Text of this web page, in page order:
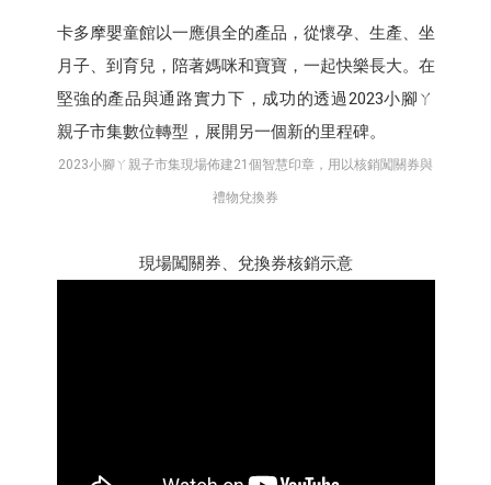
卡多摩嬰童館以一應俱全的產品，從懷孕、生產、坐
月子、到育兒，陪著媽咪和寶寶，一起快樂長大。在
堅強的產品與通路實力下，成功的透過2023小腳ㄚ
親子市集數位轉型，展開另一個新的里程碑。
2023小腳ㄚ親子市集現場佈建21個智慧印章，用以核銷闖關券與
禮物兌換券
現場闖關券、兌換券核銷示意